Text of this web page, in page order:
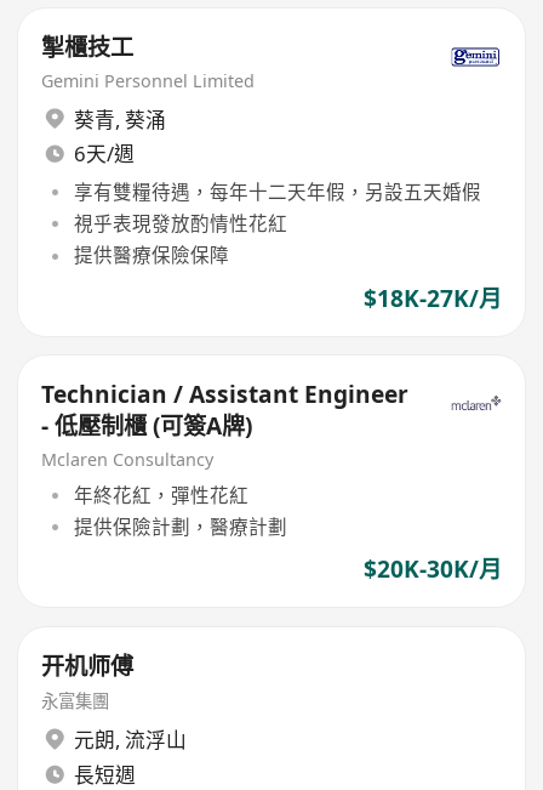
掣櫃技工
Gemini Personnel Limited
葵青, 葵涌
6天/週
享有雙糧待遇，每年十二天年假，另設五天婚假
視乎表現發放酌情性花紅
提供醫療保險保障
$18K-27K/月
Technician / Assistant Engineer
- 低壓制櫃 (可簽A牌)
Mclaren Consultancy
年終花紅，彈性花紅
提供保險計劃，醫療計劃
$20K-30K/月
开机师傅
永富集團
元朗, 流浮山
長短週